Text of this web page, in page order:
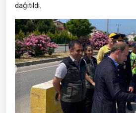
dağıtıldı.